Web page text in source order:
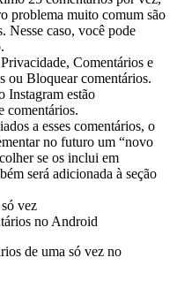
problema muito comum são
Nesse caso, você pode
Comentários e
ou Bloquear comentários.
Instagram estão
comentários.
a esses comentários, o
no futuro um “novo
se os inclui em
será adicionada à seção
vez
no Android